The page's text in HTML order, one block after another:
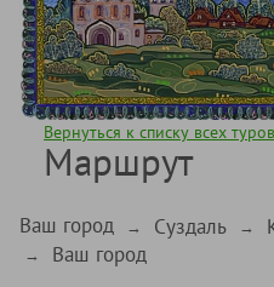
Вернуться к списку всех туров
Маршрут
Ваш город → Суздаль →
→ Ваш город